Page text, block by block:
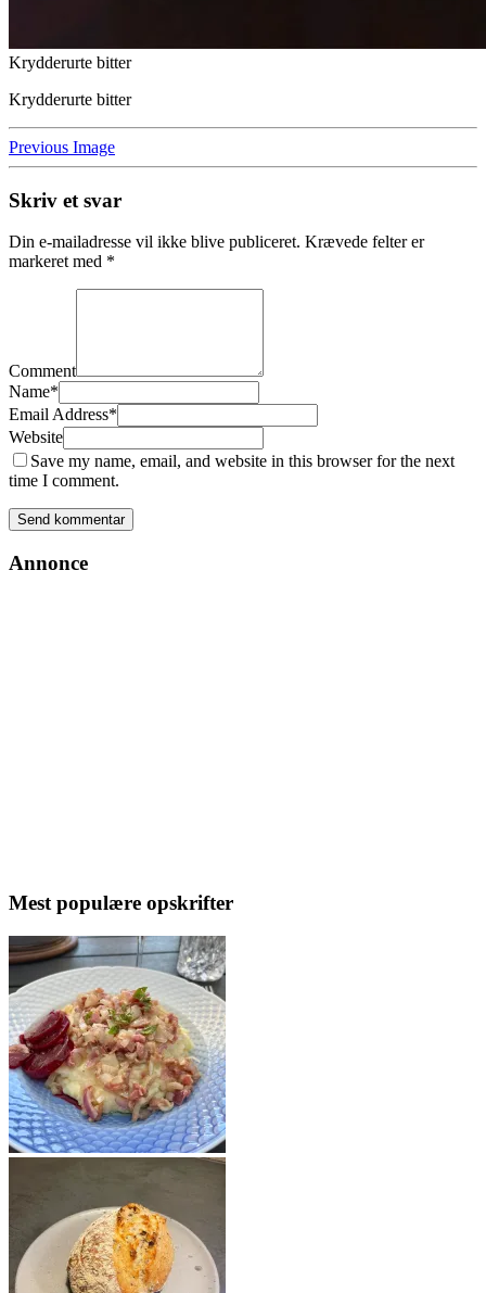
Krydderurte bitter
Krydderurte bitter
Previous Image
Skriv et svar
Din e-mailadresse vil ikke blive publiceret. Krævede felter er
markeret med *
Comment
Name*
Email Address*
Website
Save my name, email, and website in this browser for the next
time I comment.
Annonce
Mest populære opskrifter